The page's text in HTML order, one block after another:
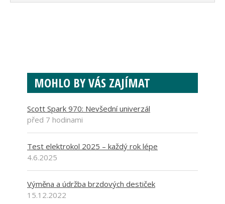
MOHLO BY VÁS ZAJÍMAT
Scott Spark 970: Nevšední univerzál
před 7 hodinami
Test elektrokol 2025 – každý rok lépe
4.6.2025
Výměna a údržba brzdových destiček
15.12.2022